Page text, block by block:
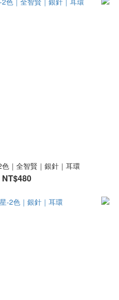
｜全智賢｜銀針｜耳環
NT$480